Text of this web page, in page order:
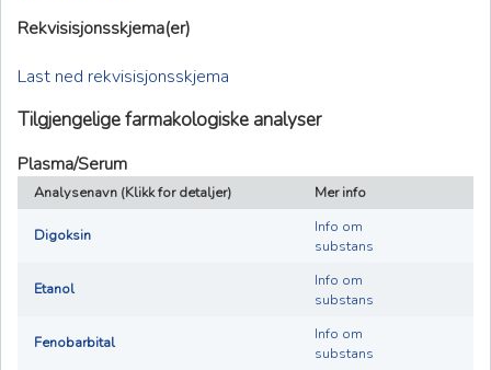
Rekvisisjonsskjema(er)
Last ned rekvisisjonsskjema
Tilgjengelige farmakologiske analyser
Plasma/Serum
Analysenavn (Klikk for detaljer) Mer info
Digoksin
Info om
substans
Etanol
Info om
substans
Fenobarbital
Info om
substans